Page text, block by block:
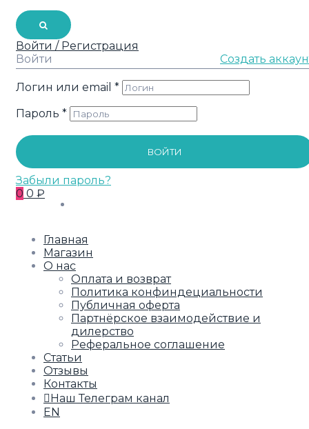
Войти / Регистрация
Войти
Создать
Логин или email *
Пароль *
ВОЙТИ
Забыли пароль?
0 0 ₽
Главная
Магазин
О нас
Оплата и возврат
Политика конфиндециальности
Публичная оферта
Партнёрское взаимодействие и
дилерство
Реферальное соглашение
Статьи
Отзывы
Контакты
Наш Телеграм канал
EN